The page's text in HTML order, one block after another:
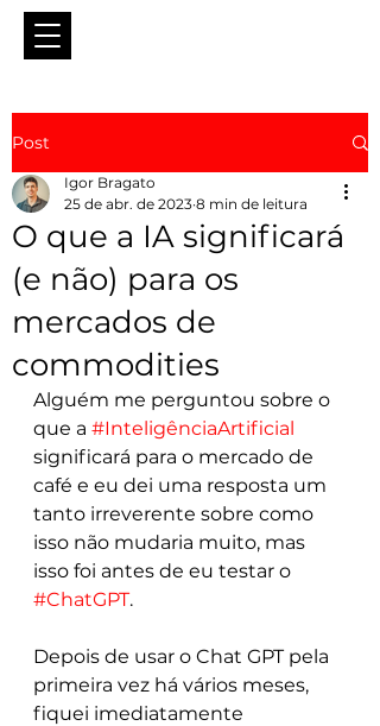
Post
O que a IA significará
(e não) para os
mercados de
commodities
Igor Bragato
25 de abr. de 2023 8 min de leitura
Alguém me perguntou sobre o
que a #InteligênciaArtificial
significará para o mercado de
café e eu dei uma resposta um
tanto irreverente sobre como
isso não mudaria muito, mas
isso foi antes de eu testar o
#ChatGPT.
Depois de usar o Chat GPT pela
primeira vez há vários meses,
fiquei imediatamente